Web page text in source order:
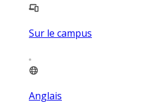
Sur le campus
Anglais